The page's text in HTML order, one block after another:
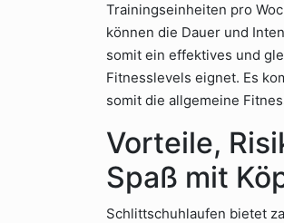
Trainingseinheiten pro
können die Dauer und
somit ein effektives und
Fitnesslevels eignet. Es
somit die allgemeine
Vorteile,
Spaß mit
Schlittschuhlaufen bietet